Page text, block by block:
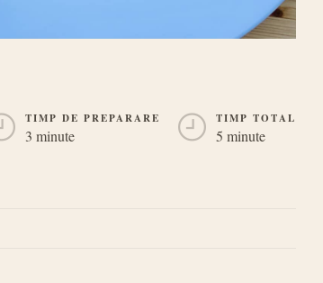
TIMP DE PREPARARE
3 minute
TIMP TOTAL
5 minute